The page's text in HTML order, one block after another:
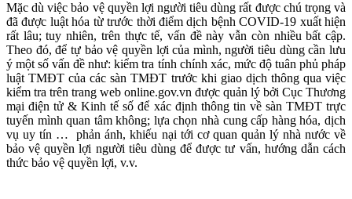
Mặc dù việc bảo vệ quyền lợi người tiêu dùng rất được chú trọng và
đã được luật hóa từ trước thời điểm dịch bệnh COVID-19 xuất hiện
rất lâu; tuy nhiên, trên thực tế, vấn đề này vẫn còn nhiều bất cập.
Theo đó, để tự bảo vệ quyền lợi của mình, người tiêu dùng cần lưu
ý một số vấn đề như: kiểm tra tính chính xác, mức độ tuân phủ pháp
luật TMĐT của các sàn TMĐT trước khi giao dịch thông qua việc
kiểm tra trên trang web online.gov.vn được quản lý bởi Cục Thương
mại điện tử & Kinh tế số để xác định thông tin về sàn TMĐT trực
tuyến mình quan tâm không; lựa chọn nhà cung cấp hàng hóa, dịch
vụ uy tín … phản ánh, khiếu nại tới cơ quan quản lý nhà nước về
bảo vệ quyền lợi người tiêu dùng để được tư vấn, hướng dẫn cách
thức bảo vệ quyền lợi, v.v.